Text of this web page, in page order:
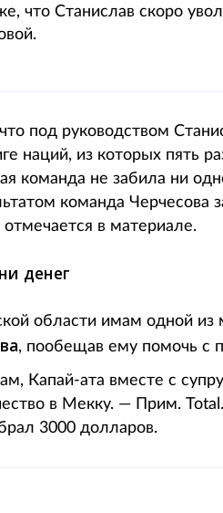
что Станислав скоро
под руководством
наций, из которых пять
команда не забила ни
команда Черчесова
отмечается в материале.
денег
области имам одной из
, пообещав ему помочь с
Капай-ата вместе с
в Мекку. — Прим.
3000 долларов.